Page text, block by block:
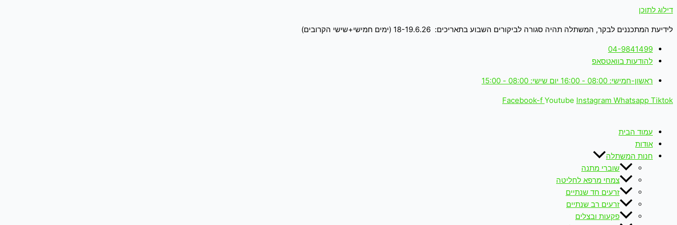
דילוג לתוכן
לידיעת המתכננים לבקר, המשתלה תהיה סגורה לביקורים השבוע בתאריכים: 18-19.6.26 (ימים חמישי+שישי הקרובים)
04-9841499
להודעות בוואטסאפ
ראשון-חמישי: 08:00 - 16:00 יום שישי: 08:00 - 15:00
Facebook-f Youtube Instagram Whatsapp Tiktok
עמוד הבית
אודות
חנות המשתלה
שוברי מתנה
צמחי מרפא לחליטה
זרעים חד שנתיים
זרעים רב שנתיים
פקעות ובצלים